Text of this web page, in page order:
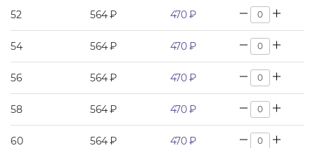
52 564 ₽ 470 ₽
54 564 ₽ 470 ₽
56 564 ₽ 470 ₽
58 564 ₽ 470 ₽
60 564 ₽ 470 ₽